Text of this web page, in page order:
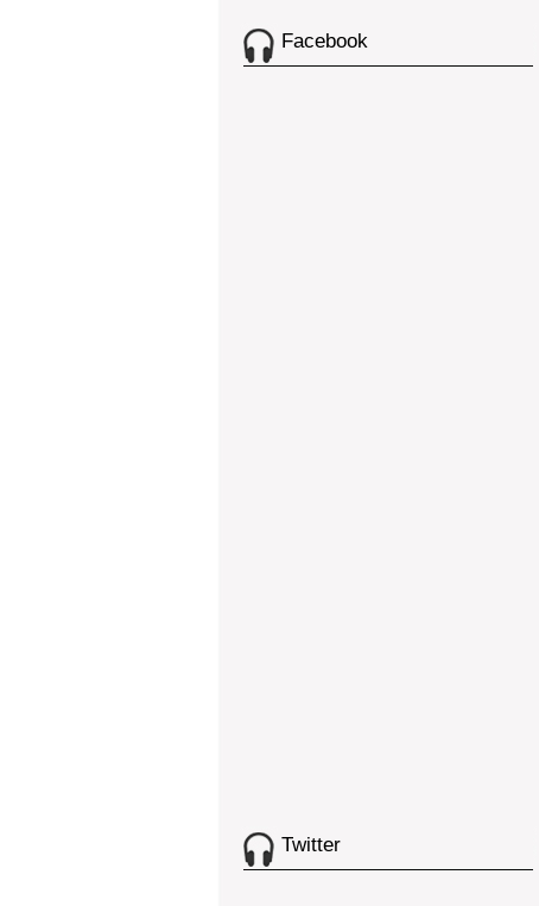
Facebook
Twitter